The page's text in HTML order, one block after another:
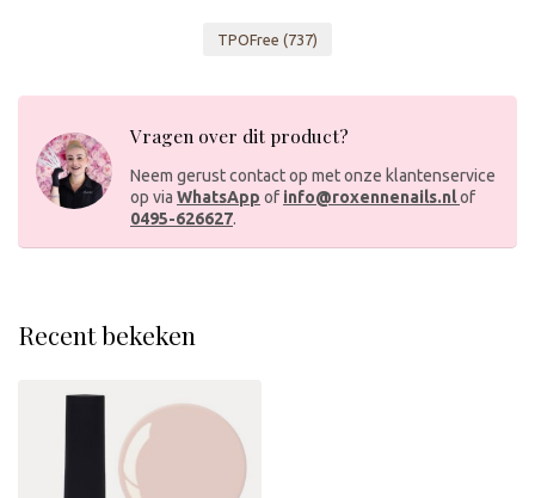
TPOFree (737)
Vragen over dit product?
Neem gerust contact op met onze klantenservice
op via WhatsApp of info@roxennenails.nlof
0495-626627.
Recent bekeken